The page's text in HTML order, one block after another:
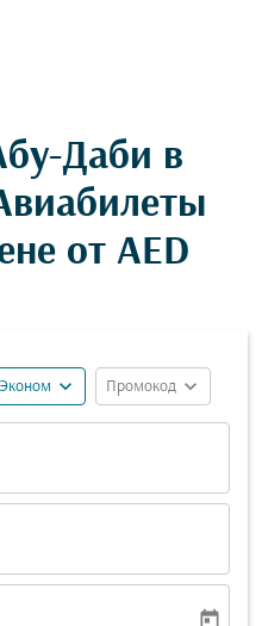
Даби в
от AED
expand_more Промокод expand_more
today